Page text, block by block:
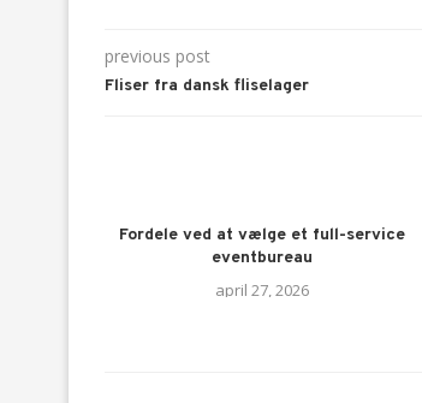
previous post
Fliser fra dansk fliselager
Fordele ved at vælge et full-service
eventbureau
april 27, 2026